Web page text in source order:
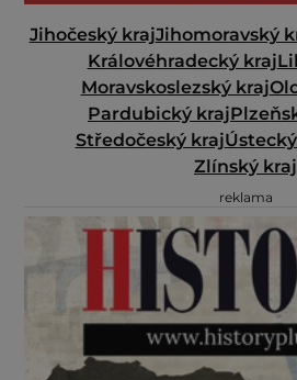
Jihočeský krajJihomoravský
Královéhradecký kraj
Moravskoslezský kraj
Pardubický kraj
Středočeský kraj
Zlínský kraj
reklama